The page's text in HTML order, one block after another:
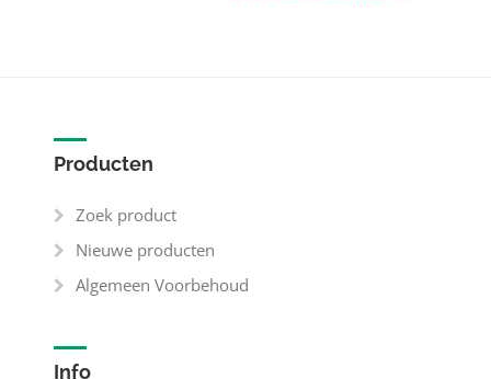
Producten
Zoek product
Nieuwe producten
Algemeen Voorbehoud
Info